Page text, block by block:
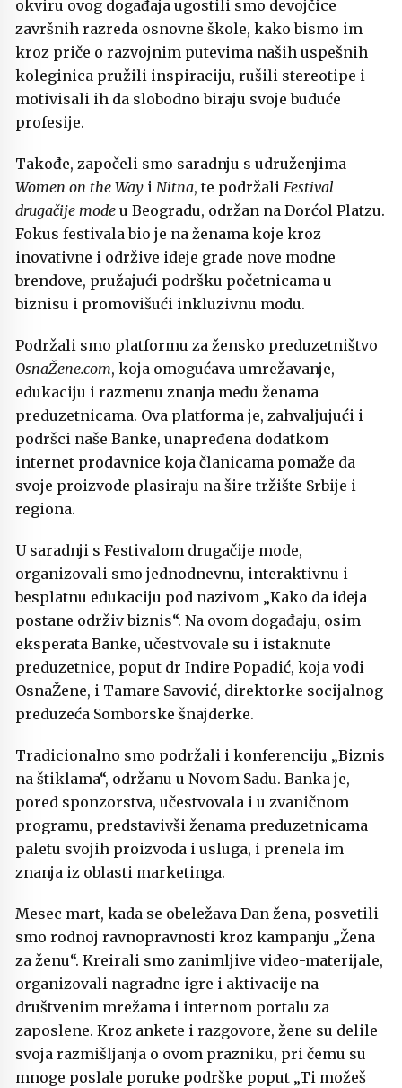
okviru ovog događaja ugostili smo devojčice
završnih razreda osnovne škole, kako bismo im
kroz priče o razvojnim putevima naših uspešnih
koleginica pružili inspiraciju, rušili stereotipe i
motivisali ih da slobodno biraju svoje buduće
profesije.
Takođe, započeli smo saradnju s udruženjima
Women on the Way i Nitna, te podržali Festival
drugačije mode u Beogradu, održan na Dorćol Platzu.
Fokus festivala bio je na ženama koje kroz
inovativne i održive ideje grade nove modne
brendove, pružajući podršku početnicama u
biznisu i promovišući inkluzivnu modu.
Podržali smo platformu za žensko preduzetništvo
OsnaŽene.com, koja omogućava umrežavanje,
edukaciju i razmenu znanja među ženama
preduzetnicama. Ova platforma je, zahvaljujući i
podršci naše Banke, unapređena dodatkom
internet prodavnice koja članicama pomaže da
svoje proizvode plasiraju na šire tržište Srbije i
regiona.
U saradnji s Festivalom drugačije mode,
organizovali smo jednodnevnu, interaktivnu i
besplatnu edukaciju pod nazivom „Kako da ideja
postane održiv biznis“. Na ovom događaju, osim
eksperata Banke, učestvovale su i istaknute
preduzetnice, poput dr Indire Popadić, koja vodi
OsnaŽene, i Tamare Savović, direktorke socijalnog
preduzeća Somborske šnajderke.
Tradicionalno smo podržali i konferenciju „Biznis
na štiklama“, održanu u Novom Sadu. Banka je,
pored sponzorstva, učestvovala i u zvaničnom
programu, predstavivši ženama preduzetnicama
paletu svojih proizvoda i usluga, i prenela im
znanja iz oblasti marketinga.
Mesec mart, kada se obeležava Dan žena, posvetili
smo rodnoj ravnopravnosti kroz kampanju „Žena
za ženu“. Kreirali smo zanimljive video-materijale,
organizovali nagradne igre i aktivacije na
društvenim mrežama i internom portalu za
zaposlene. Kroz ankete i razgovore, žene su delile
svoja razmišljanja o ovom prazniku, pri čemu su
mnoge poslale poruke podrške poput „Ti možeš